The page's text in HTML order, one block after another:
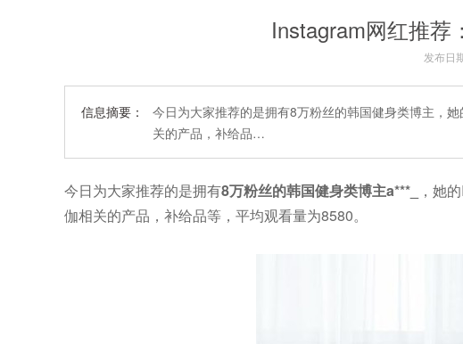
Instagram网红推荐
发布日
信息摘要：
今日为大家推荐的是拥有8万粉丝的韩国健身类博主，
关的产品，补给品…
今日为大家推荐的是拥有8万粉丝的韩国健身类博主a***_
，她
伽相关的产品，补给品等，平均观看量为8580。